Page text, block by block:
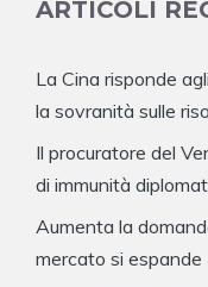
ARTICOLI
La Cina risponde
la sovranità sulle
Il procuratore del
di immunità
Aumenta la
mercato si espande